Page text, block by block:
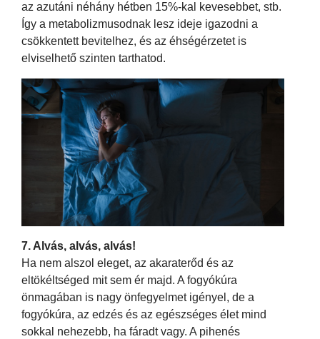
az azutáni néhány hétben 15%-kal kevesebbet, stb.
Így a metabolizmusodnak lesz ideje igazodni a
csökkentett bevitelhez, és az éhségérzetet is
elviselhető szinten tarthatod.
7. Alvás, alvás, alvás!
Ha nem alszol eleget, az akaraterőd és az
eltökéltséged mit sem ér majd. A fogyókúra
önmagában is nagy önfegyelmet igényel, de a
fogyókúra, az edzés és az egészséges élet mind
sokkal nehezebb, ha fáradt vagy. A pihenés